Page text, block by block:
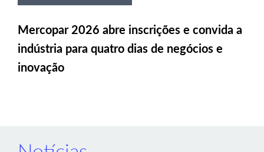
Mercopar 2026 abre inscrições e convida a
indústria para quatro dias de negócios e
inovação